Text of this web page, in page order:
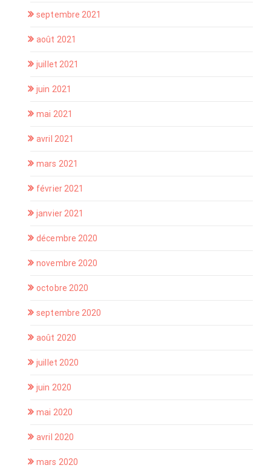
septembre 2021
août 2021
juillet 2021
juin 2021
mai 2021
avril 2021
mars 2021
février 2021
janvier 2021
décembre 2020
novembre 2020
octobre 2020
septembre 2020
août 2020
juillet 2020
juin 2020
mai 2020
avril 2020
mars 2020